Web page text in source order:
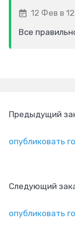
12 Фев в
Все
Предыдущий
опубликовать
Следующий
опубликовать